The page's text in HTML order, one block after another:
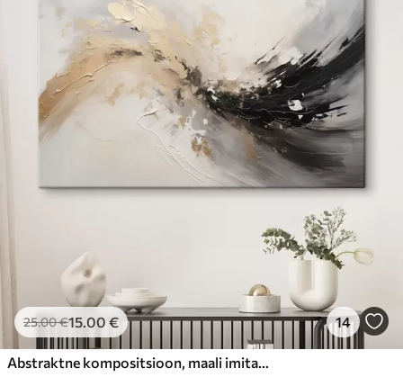
25.00€15.00 € 14
Abstraktne kompositsioon, maali imitatsioon